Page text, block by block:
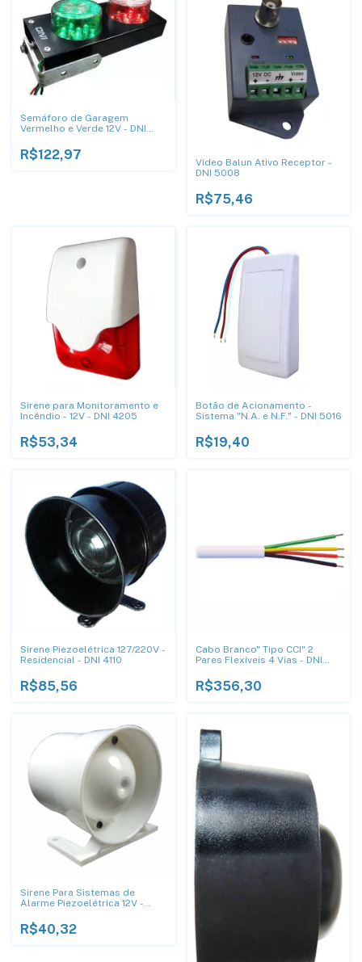
Semáforo de Garagem
Vermelho e Verde 12V - DNI
R$122,97
Vídeo Balun Ativo Receptor -
DNI 5008
R$75,46
Sirene para Monitoramento e
Incêndio - 12V - DNI 4205
R$53,34
Botão de Acionamento -
Sistema "N.A. e N.F." - DNI 5016
R$19,40
Sirene Piezoelétrica 127/220V -
Residencial - DNI 4110
R$85,56
Cabo Branco" Tipo CCI" 2
Pares Flexíveis 4 Vias - DNI
R$356,30
Sirene Para Sistemas de
Alarme Piezoelétrica 12V -
R$40,32